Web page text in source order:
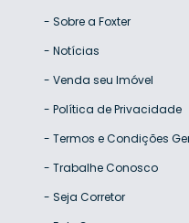
- Sobre a Foxter
- Notícias
- Venda seu Imóvel
- Política de Privacidade
- Termos e Condições
- Trabalhe Conosco
- Seja Corretor